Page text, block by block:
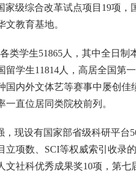
家级综合改革试点项目19项
教育基地。
类学生51865人，其中全日
留学生11814人，高居全国第
国内外文体艺等赛事中屡创
直位居同类院校前列。
，现设有国家部省级科研平台
立项数、SCI等权威索引收录
文社科优秀成果奖10项，第